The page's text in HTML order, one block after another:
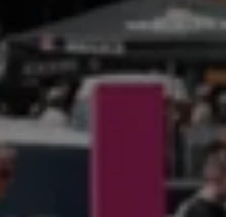
Fahrzeugabholung ab Werk